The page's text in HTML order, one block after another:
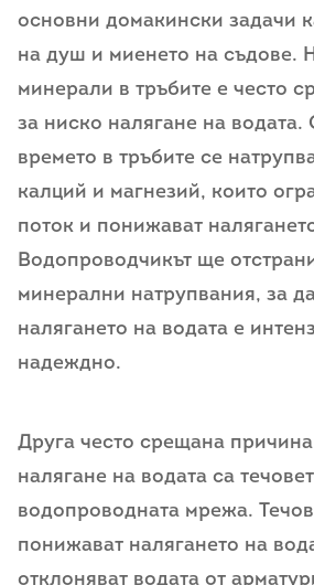
основни домакински задачи
на душ и миенето на съдове.
минерали в тръбите е често
за ниско налягане на водата.
времето в тръбите се
калций и магнезий, които
поток и понижават
Водопроводчикът ще
минерални натрупвания, за
налягането на водата е
надеждно.
Друга често срещана
налягане на водата са
водопроводната мрежа.
понижават налягането на
отклоняват водата от